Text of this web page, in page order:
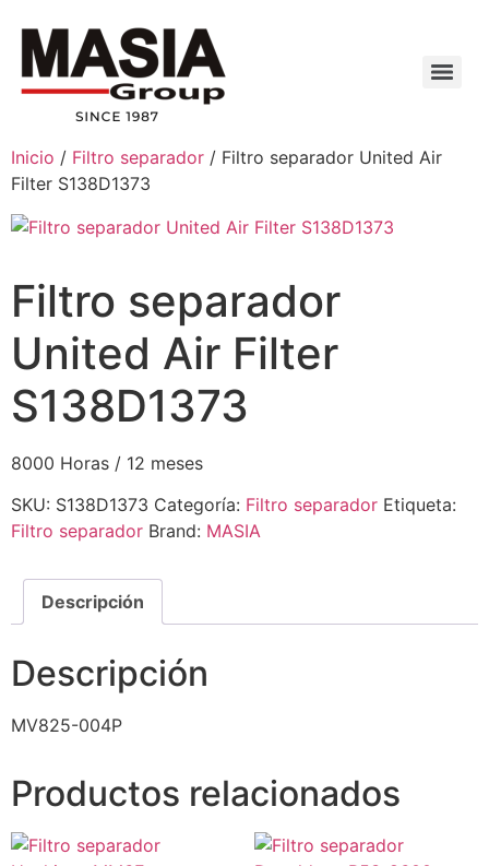
Inicio / Filtro separador / Filtro separador United Air
Filter S138D1373
Filtro separador
United Air Filter
S138D1373
8000 Horas / 12 meses
SKU: S138D1373 Categoría: Filtro separador Etiqueta:
Filtro separador Brand: MASIA
Descripción
Descripción
MV825-004P
Productos relacionados